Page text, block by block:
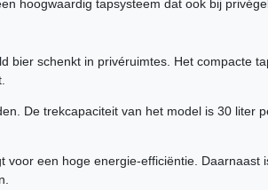
hoogwaardig tapsysteem dat ook bij
schenkt in privéruimtes. Het compacte
De trekcapaciteit van het model is 30 liter
een hoge energie-efficiëntie.